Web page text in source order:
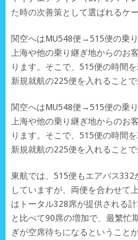
た時の次善策として選ばれるケ
関空へはMU548便→515便の乗
上海や他の乗り継ぎ地からのお
ります。そこで、515便の時間
新規就航の225便を入れることで
関空へはMU548便→515便の乗
上海や他の乗り継ぎ地からのお
ります。そこで、515便の時間
新規就航の225便を入れることで
東航では、515便もエアバス
していますが、両便を合わせて
はトータル328席が提供される
と比べて90席の増加で、最繁忙
ぎが空席待ちになるということ